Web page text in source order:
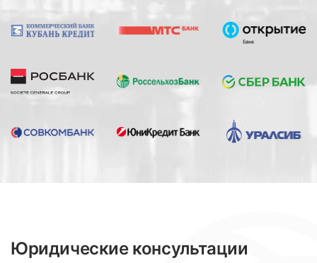
Юридические консультации